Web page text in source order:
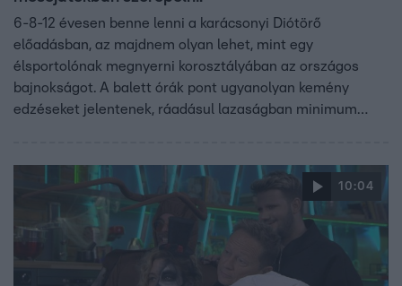
6-8-12 évesen benne lenni a karácsonyi Diótörő
előadásban, az majdnem olyan lehet, mint egy
élsportolónak megnyerni korosztályában az országos
bajnokságot. A balett órák pont ugyanolyan kemény
edzéseket jelentenek, ráadásul lazaságban minimum
pedig nem titkolják, hogy az előítéletekkel is meg kell
10:04